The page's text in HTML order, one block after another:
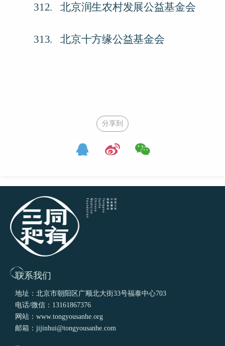
312. 北京润生农村发展公益基金会
313. 北京十方缘公益基金会
分享到
联系我们
地址：北京市朝阳区广顺北大街33号福泰中心703
电话/微信：13161867376
网站：www.tongyousanhe.org
邮箱：jijinhui@tongyousanhe.com